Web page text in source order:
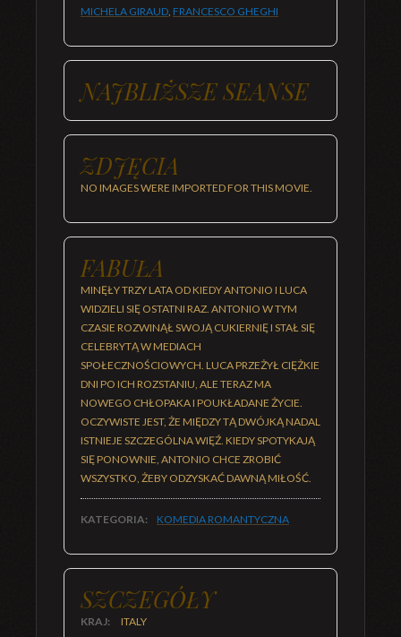
MICHELA GIRAUD, FRANCESCO GHEGHI
NAJBLIŻSZE SEANSE
ZDJĘCIA
NO IMAGES WERE IMPORTED FOR THIS MOVIE.
FABUŁA
MINĘŁY TRZY LATA OD KIEDY ANTONIO I LUCA
WIDZIELI SIĘ OSTATNI RAZ. ANTONIO W TYM
CZASIE ROZWINĄŁ SWOJĄ CUKIERNIĘ I STAŁ SIĘ
CELEBRYTĄ W MEDIACH
SPOŁECZNOŚCIOWYCH. LUCA PRZEŻYŁ CIĘŻKIE
DNI PO ICH ROZSTANIU, ALE TERAZ MA
NOWEGO CHŁOPAKA I POUKŁADANE ŻYCIE.
OCZYWISTE JEST, ŻE MIĘDZY TĄ DWÓJKĄ NADAL
ISTNIEJE SZCZEGÓLNA WIĘŹ. KIEDY SPOTYKAJĄ
SIĘ PONOWNIE, ANTONIO CHCE ZROBIĆ
WSZYSTKO, ŻEBY ODZYSKAĆ DAWNĄ MIŁOŚĆ.
KATEGORIA: KOMEDIA ROMANTYCZNA
SZCZEGÓŁY
KRAJ: ITALY